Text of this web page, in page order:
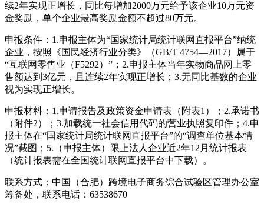
续2年实现正增长，同比每增加2000万元给予该企业10万元资
金奖励，单个企业最高奖励金额不超过80万元。
申报条件：1.申报主体为“国家统计局统计联网直报平台”纳统
企业，按照《国民经济行业分类》（GB/T 4754—2017）属于
“互联网零售业（F5292）”；2.申报主体当年实物商品网上零
售额达到3亿元，且连续2年实现正增长；3.无同比基数的企业
视为实现正增长。
申报材料：1.申请报告及政策资金申请表（附表1）；2.承诺书
（附件2）；3.加载统一社会信用代码的营业执照复印件；4.申
报主体在“国家统计局统计联网直报平台”的“调查单位基本情
况”截图；5.（申报主体）限上法人企业近2年12月统计报表
（统计报表需在全国统计联网直报平台中下载）。
联系方式：中国（合肥）跨境电子商务综合试验区管理办公室
筹备处，联系电话：63538670